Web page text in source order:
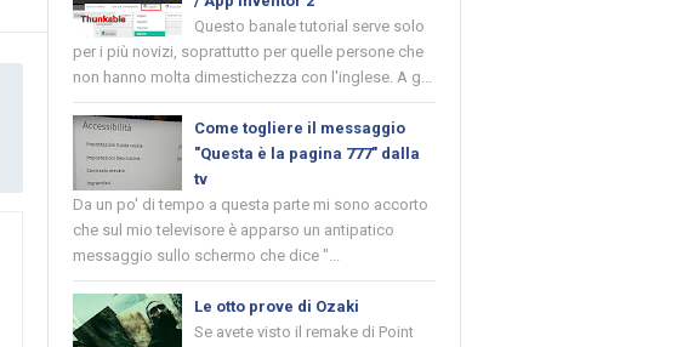
Questo banale tutorial serve solo
per i più novizi, soprattutto per quelle persone che
non hanno molta dimestichezza con l'inglese. A g...
Come togliere il messaggio
"Questa è la pagina 777" dalla
tv
Da un po' di tempo a questa parte mi sono accorto
che sul mio televisore è apparso un antipatico
messaggio sullo schermo che dice "...
Le otto prove di Ozaki
Se avete visto il remake di Point